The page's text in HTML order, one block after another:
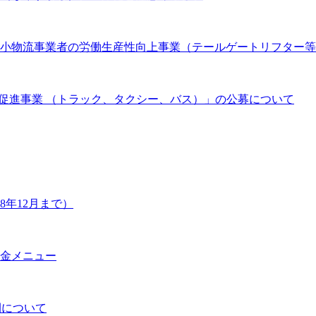
物流事業者の労働生産性向上事業（テールゲートリフター等
進事業 （トラック、タクシー、バス）」の公募について
12月まで）
メニュー
ついて